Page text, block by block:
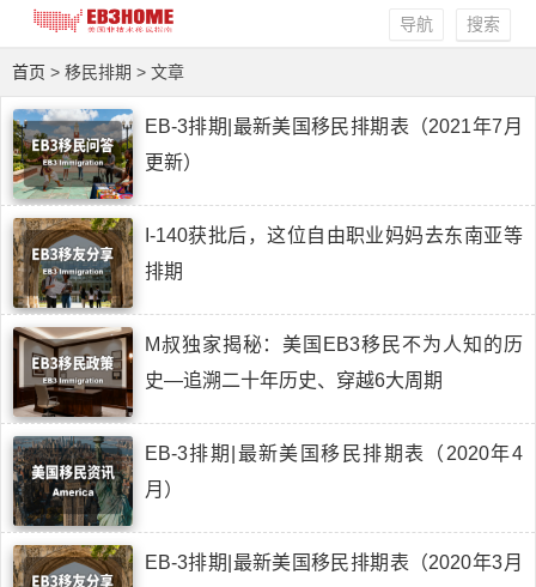
搜索
导航
首页 > 移民排期 > 文章
EB-3排期|最新美国移民排期表（2021年7月
更新）
I-140获批后，这位自由职业妈妈去东南亚等
排期
M叔独家揭秘：美国EB3移民不为人知的历
史—追溯二十年历史、穿越6大周期
EB-3排期|最新美国移民排期表（2020年4
月）
EB-3排期|最新美国移民排期表（2020年3月